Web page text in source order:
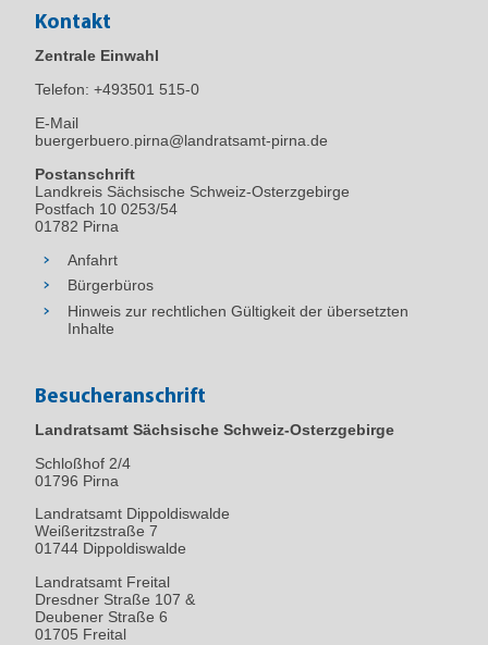
Kontakt
Zentrale Einwahl
Telefon: +493501 515-0
E-Mail
buergerbuero.pirna@landratsamt-pirna.de
Postanschrift
Landkreis Sächsische Schweiz-Osterzgebirge
Postfach 10 0253/54
01782 Pirna
Anfahrt
Bürgerbüros
Hinweis zur rechtlichen Gültigkeit der übersetzten
Inhalte
Besucheranschrift
Landratsamt Sächsische Schweiz-Osterzgebirge
Schloßhof 2/4
01796 Pirna
Landratsamt Dippoldiswalde
Weißeritzstraße 7
01744 Dippoldiswalde
Landratsamt Freital
Dresdner Straße 107 &
Deubener Straße 6
01705 Freital